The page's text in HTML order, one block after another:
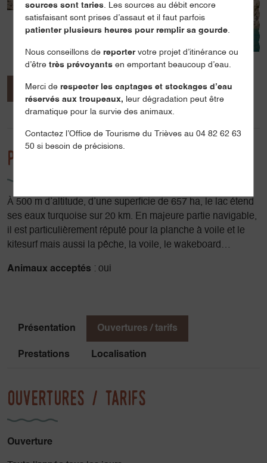
Présentation Ouvertures / tarifs
Prestations Localisation
Présentation
À 500 m d’altitude, d’une superficie de 657 ha, le lac étend
ses eaux turquoise sur 20 km. En majeure partie navigable,
il est particulièrement réputé pour la planche à voile et le
kitesurf mais aussi la pêche, la voile, le wakeboard…
Animaux acceptés : oui
Présentation Ouvertures / tarifs
Prestations Localisation
Ouvertures / tarifs
Ouverture
sources sont taries. Les sources au débit encore
satisfaisant sont prises d’assaut et il faut parfois
patienter plusieurs heures pour remplir sa gourde.
Nous conseillons de reportervotre projet d’itinérance ou
d’êtretrès prévoyants en emportant beaucoup d’eau.
Merci de respecter les captages et stockages d’eau
réservés aux troupeaux, leur dégradation peut être
dramatique pour la survie des animaux.
Contactez l’Office de Tourisme du Trièves au 04 82 62 63
50 si besoin de précisions.